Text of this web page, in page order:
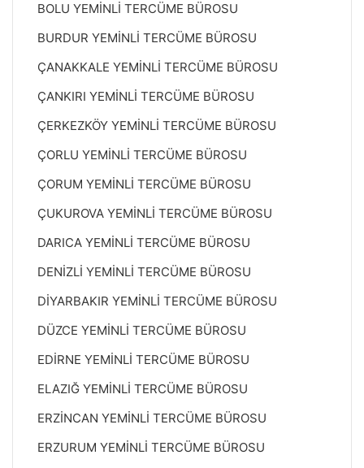
BOLU YEMİNLİ TERCÜME BÜROSU
BURDUR YEMİNLİ TERCÜME BÜROSU
ÇANAKKALE YEMİNLİ TERCÜME BÜROSU
ÇANKIRI YEMİNLİ TERCÜME BÜROSU
ÇERKEZKÖY YEMİNLİ TERCÜME BÜROSU
ÇORLU YEMİNLİ TERCÜME BÜROSU
ÇORUM YEMİNLİ TERCÜME BÜROSU
ÇUKUROVA YEMİNLİ TERCÜME BÜROSU
DARICA YEMİNLİ TERCÜME BÜROSU
DENİZLİ YEMİNLİ TERCÜME BÜROSU
DİYARBAKIR YEMİNLİ TERCÜME BÜROSU
DÜZCE YEMİNLİ TERCÜME BÜROSU
EDİRNE YEMİNLİ TERCÜME BÜROSU
ELAZIĞ YEMİNLİ TERCÜME BÜROSU
ERZİNCAN YEMİNLİ TERCÜME BÜROSU
ERZURUM YEMİNLİ TERCÜME BÜROSU